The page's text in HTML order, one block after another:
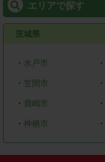
エリアで探す
茨城県
・ 水戸市 ・
・ 笠間市 ・
・ 鹿嶋市 ・
・ 神栖市 ・